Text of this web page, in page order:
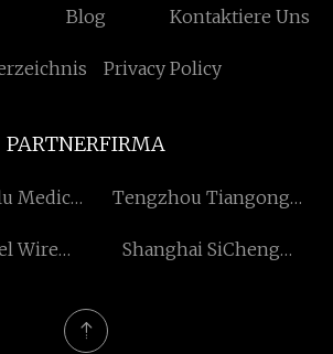
Blog Kontaktiere Uns
Privacy Policy
PARTNERFIRMA
Medical
Tengzhou Tiangong
Wire
Shanghai SiCheng